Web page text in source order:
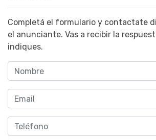
Completá el formulario y contactate
el anunciante. Vas a recibir la
indiques.